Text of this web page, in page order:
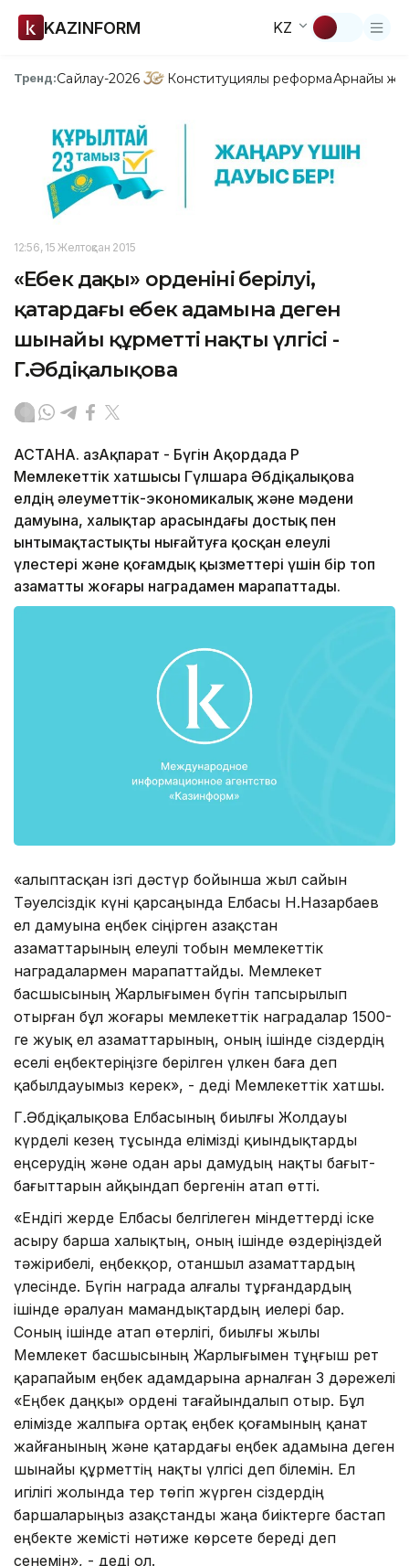
KAZINFORM KZ
Тренд:Сайлау-2026 Конституциялық реформаАрнайы
12:56, 15 Желтоқсан 2015
«Еңбек даңқы» орденінің берілуі,
қатардағы еңбек адамына деген
шынайы құрметтің нақты үлгісі -
Г.Әбдіқалықова
АСТАНА. ҚазАқпарат - Бүгін Ақордада ҚР
Мемлекеттік хатшысы Гүлшара Әбдіқалықова
елдің әлеуметтік-экономикалық және мәдени
дамуына, халықтар арасындағы достық пен
ынтымақтастықты нығайтуға қосқан елеулі
үлестері және қоғамдық қызметтері үшін бір топ
азаматты жоғары наградамен марапаттады.
«Қалыптасқан ізгі дәстүр бойынша жыл сайын
Тәуелсіздік күні қарсаңында Елбасы Н.Назарбаев
ел дамуына еңбек сіңірген Қазақстан
азаматтарының елеулі тобын мемлекеттік
наградалармен марапаттайды. Мемлекет
басшысының Жарлығымен бүгін тапсырылып
отырған бұл жоғары мемлекеттік наградалар 1500-
ге жуық ел азаматтарының, оның ішінде сіздердің
еселі еңбектеріңізге берілген үлкен баға деп
қабылдауымыз керек», - деді Мемлекеттік хатшы.
Г.Әбдіқалықова Елбасының биылғы Жолдауы
күрделі кезең тұсында елімізді қиындықтарды
еңсерудің және одан ары дамудың нақты бағыт-
бағыттарын айқындап бергенін атап өтті.
«Ендігі жерде Елбасы белгілеген міндеттерді іске
асыру барша халықтың, оның ішінде өздеріңіздей
тәжірибелі, еңбекқор, отаншыл азаматтардың
үлесінде. Бүгін награда алғалы тұрғандардың
ішінде әралуан мамандықтардың иелері бар.
Соның ішінде атап өтерлігі, биылғы жылы
Мемлекет басшысының Жарлығымен тұңғыш рет
қарапайым еңбек адамдарына арналған 3 дәрежелі
«Еңбек даңқы» ордені тағайындалып отыр. Бұл
елімізде жалпыға ортақ еңбек қоғамының қанат
жайғанының және қатардағы еңбек адамына деген
шынайы құрметтің нақты үлгісі деп білемін. Ел
игілігі жолында тер төгіп жүрген сіздердің
баршаларыңыз Қазақстанды жаңа биіктерге бастап
еңбекте жемісті нәтиже көрсете береді деп
сенемін», - деді ол.